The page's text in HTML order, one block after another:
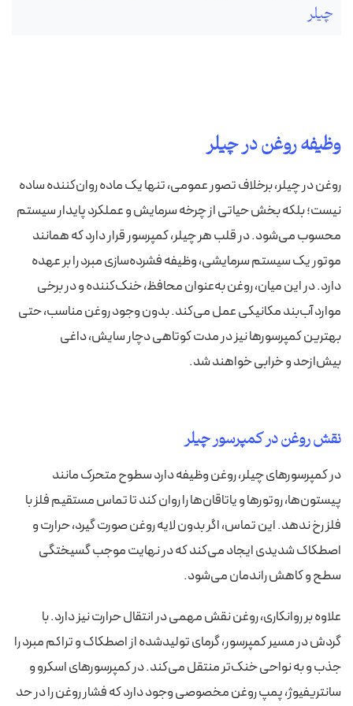
چیلر
وظیفه روغن در چیلر
روغن در چیلر، برخلاف تصور عمومی، تنها یک ماده روان‌کننده ساده
نیست؛ بلکه بخش حیاتی از چرخه سرمایش و عملکرد پایدار سیستم
محسوب می‌شود. در قلب هر چیلر، کمپرسور قرار دارد که همانند
موتور یک سیستم سرمایشی، وظیفه فشرده‌سازی مبرد را بر عهده
دارد. در این میان، روغن به‌عنوان محافظ، خنک‌کننده و در برخی
موارد آب‌بند مکانیکی عمل می‌کند. بدون وجود روغن مناسب، حتی
بهترین کمپرسورها نیز در مدت کوتاهی دچار سایش، داغی
بیش‌ازحد و خرابی خواهند شد.
نقش روغن در کمپرسور چیلر
در کمپرسورهای چیلر، روغن وظیفه دارد سطوح متحرک مانند
پیستون‌ها، روتورها و یاتاقان‌ها را روان کند تا تماس مستقیم فلز با
فلز رخ ندهد. این تماس، اگر بدون لایه روغن صورت گیرد، حرارت و
اصطکاک شدیدی ایجاد می‌کند که در نهایت موجب گسیختگی
سطح و کاهش راندمان می‌شود.
علاوه بر روانکاری، روغن نقش مهمی در انتقال حرارت نیز دارد. با
گردش در مسیر کمپرسور، گرمای تولیدشده از اصطکاک و تراکم مبرد را
جذب و به نواحی خنک‌تر منتقل می‌کند. در کمپرسورهای اسکرو و
سانتریفیوژ، پمپ روغن مخصوصی وجود دارد که فشار روغن را در حد